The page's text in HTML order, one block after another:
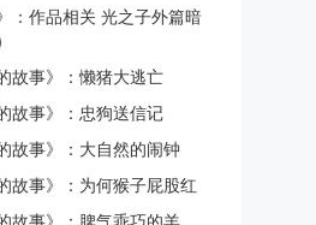
：作品相关 光之子外篇暗
故事》：懒猪大逃亡
故事》：忠狗送信记
故事》：大自然的闹钟
故事》：为何猴子屁股红